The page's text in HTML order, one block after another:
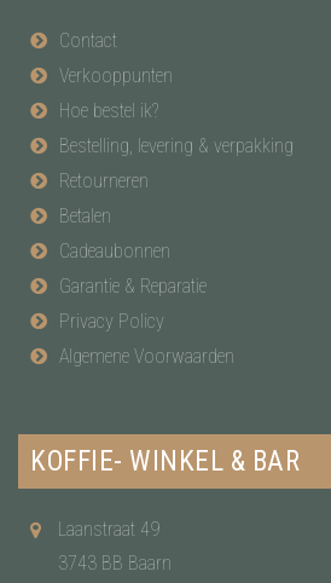
Contact
Verkooppunten
Hoe bestel ik?
Bestelling, levering & verpakking
Retourneren
Betalen
Cadeaubonnen
Garantie & Reparatie
Privacy Policy
Algemene Voorwaarden
KOFFIE- WINKEL & BAR
Laanstraat 49
3743 BB Baarn